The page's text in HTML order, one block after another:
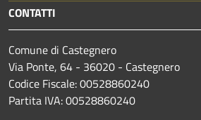
CONTATTI
Comune di Castegnero
Via Ponte, 64 - 36020 - Castegnero
Codice Fiscale: 00528860240
Partita IVA: 00528860240